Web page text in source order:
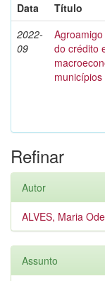
Data
Título
2022-
09
do crédito
municípios
Refinar
Autor
ALVES, Maria
Assunto